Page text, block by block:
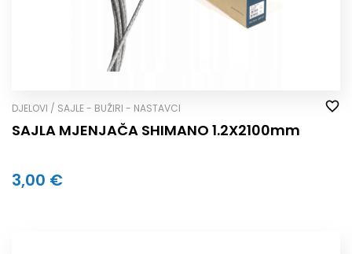
DJELOVI / SAJLE - BUŽIRI - NASTAVCI
SAJLA MJENJAČA SHIMANO 1.2X2100mm
3,00 €